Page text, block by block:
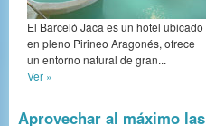
El Barceló Jaca es un hotel ubicado
en pleno Pirineo Aragonés, ofrece
un entorno natural de gran...
Ver »
Aprovechar al máximo las